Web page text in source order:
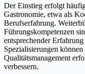
Der Einstieg erfolgt
Gastronomie, etwa als
Berufserfahrung.
Führungskompetenzen
entsprechender
Spezialisierungen
Qualitätsmanagement
verbessern.